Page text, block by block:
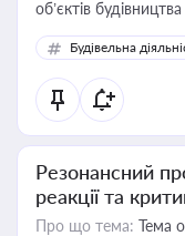
об’єктів будівництва
Будівельна
Резонансний
реакції та
Про що тема: Тема